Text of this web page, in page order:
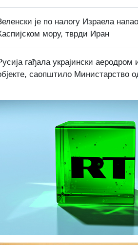
је по налогу Израела
мору, тврди Иран
гађала украјински аеродром
саопштило Министарство